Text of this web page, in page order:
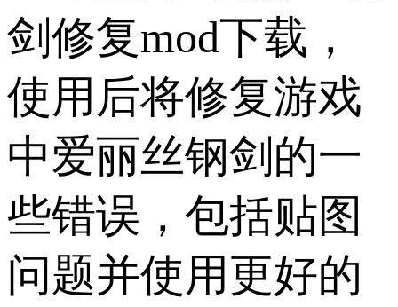
剑修复mod下载，
使用后将修复游戏
中爱丽丝钢剑的一
些错误，包括贴图
问题并使用更好的